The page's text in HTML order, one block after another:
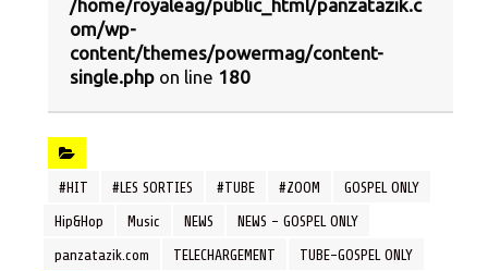
/home/royaleag/public_html/panzatazik.c
om/wp-
content/themes/powermag/content-
single.php on line 180
#HIT #LES SORTIES #TUBE #ZOOM GOSPEL ONLY
Hip&Hop Music NEWS NEWS - GOSPEL ONLY
panzatazik.com TELECHARGEMENT TUBE-GOSPEL ONLY